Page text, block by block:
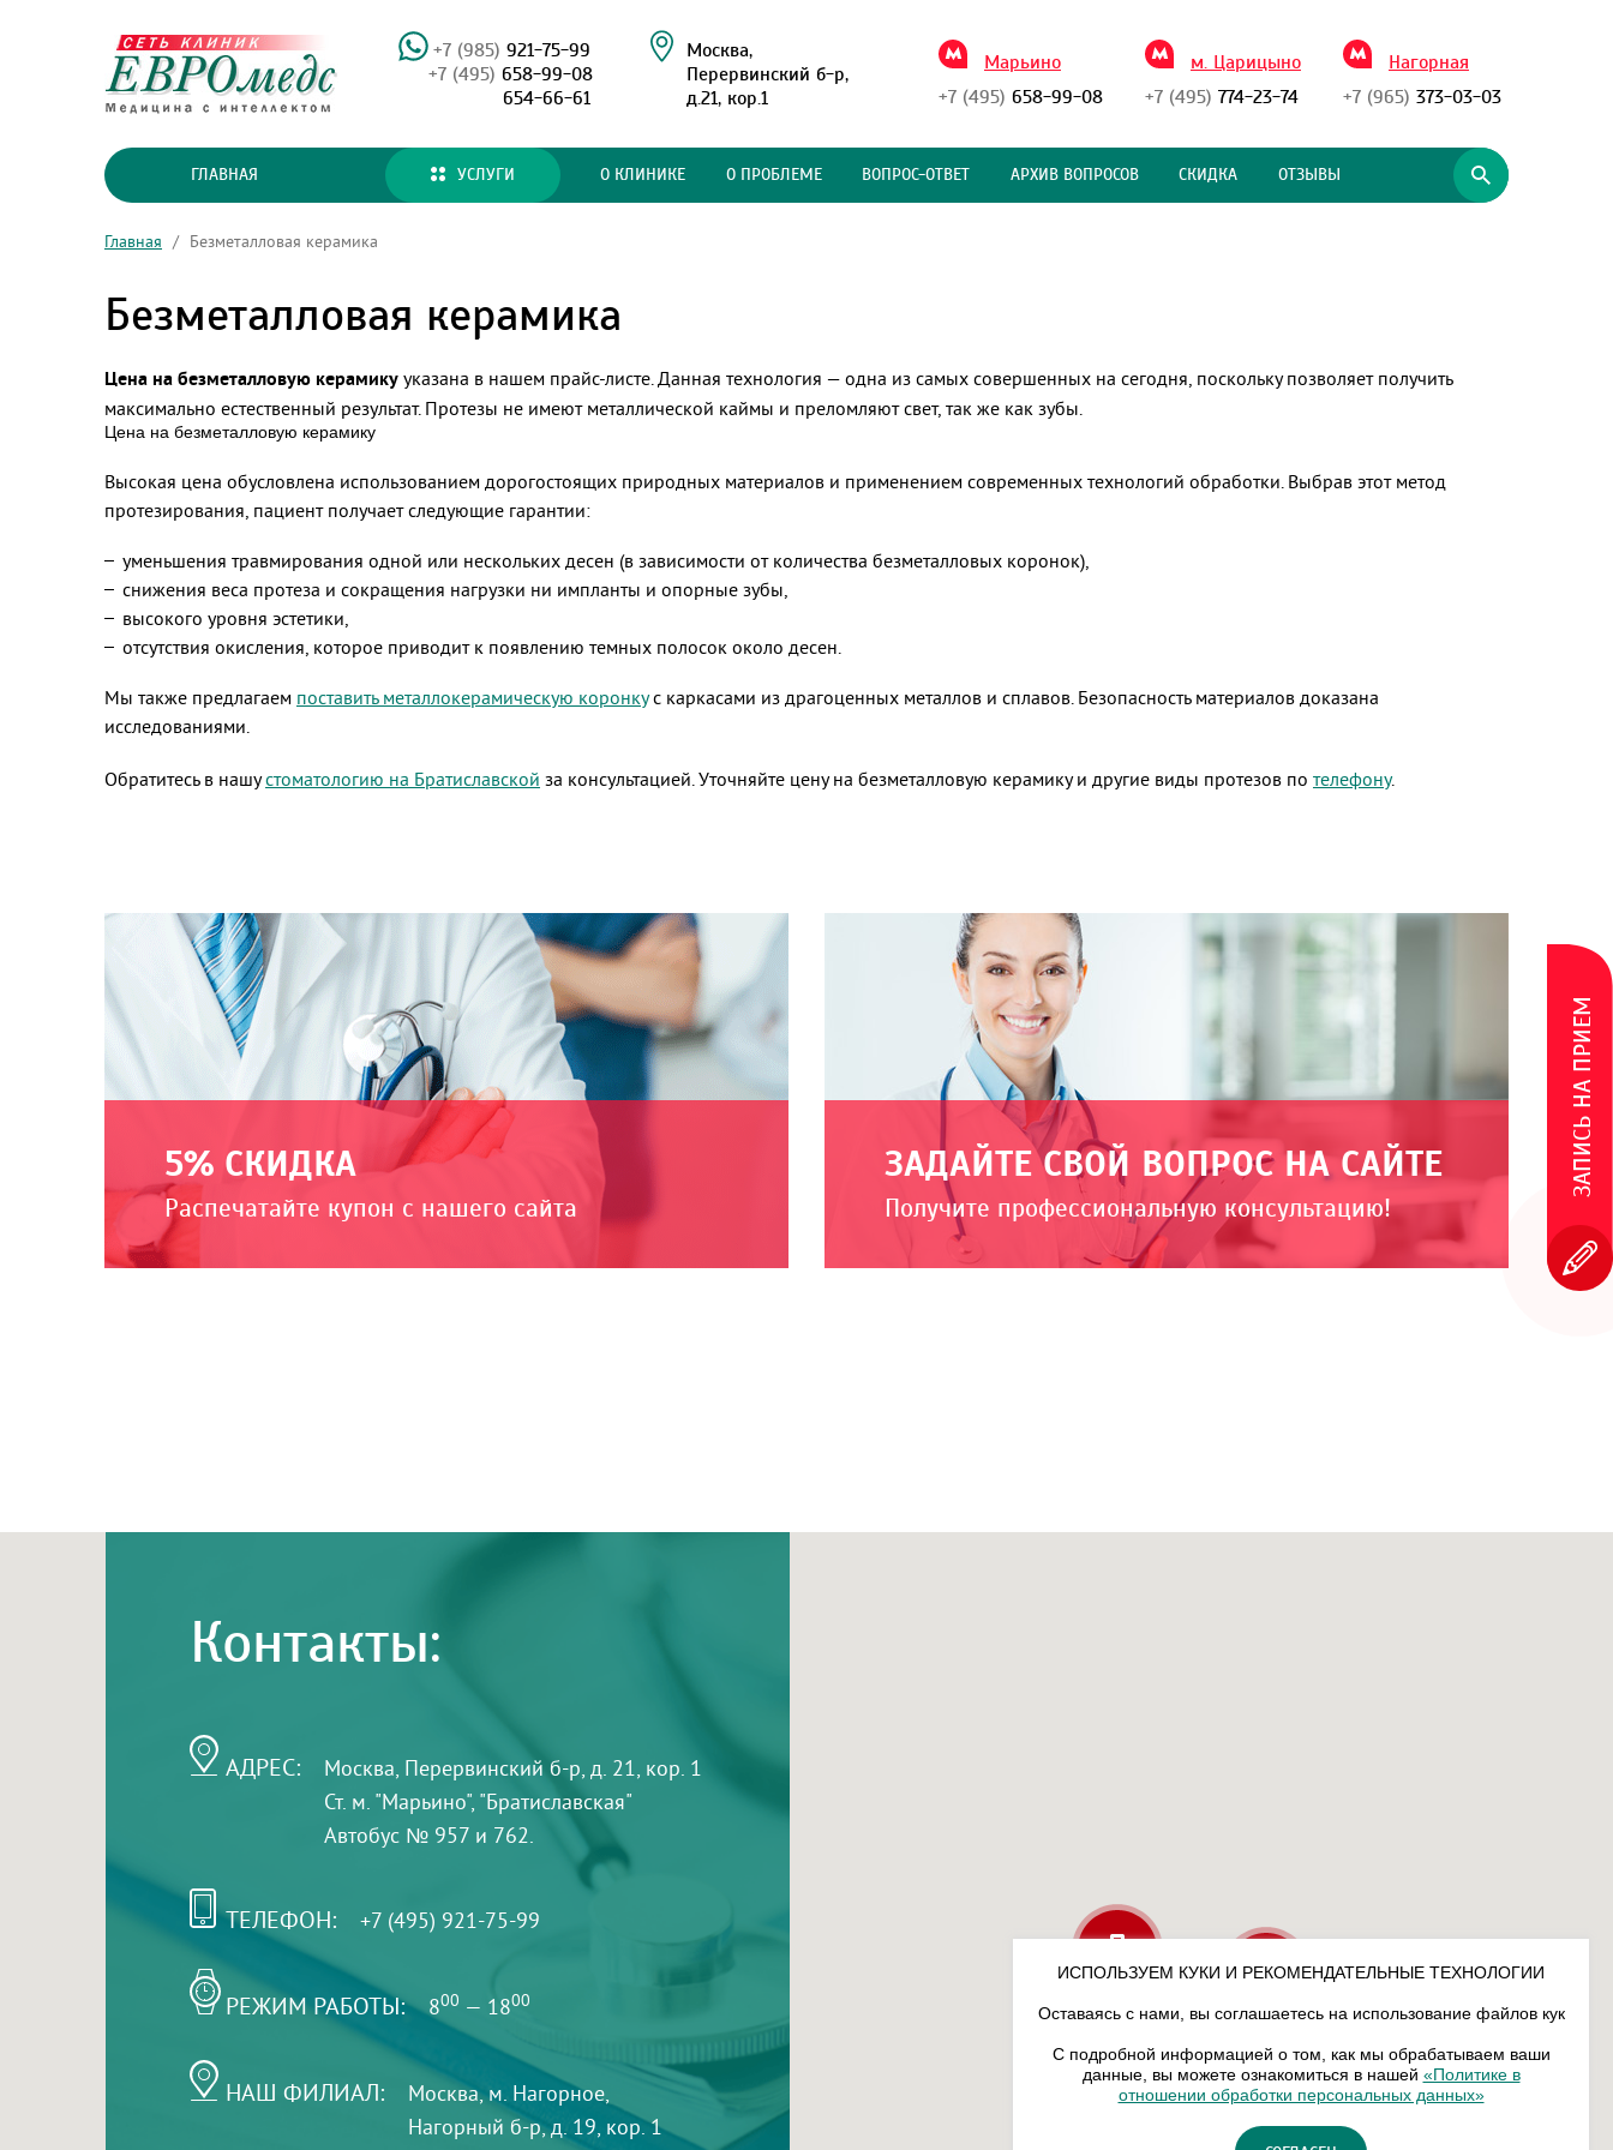
+7 (985) 921-75-99
+7 (495) 658-99-08
654-66-61
Москва,
Перервинский б-р,
д.21, кор.1
Марьино
+7 (495) 658-99-08
м. Царицыно
+7 (495) 774-23-74
Нагорная
+7 (965) 373-03-03
ГЛАВНАЯ УСЛУГИ О КЛИНИКЕ О ПРОБЛЕМЕ ВОПРОС-ОТВЕТ АРХИВ ВОПРОСОВ СКИДКА ОТЗЫВЫ
Главная / Безметалловая керамика
Безметалловая керамика
Цена на безметалловую керамику указана в нашем прайс-листе. Данная технология — одна из самых совершенных на сегодня, поскольку позволяет получить
максимально естественный результат. Протезы не имеют металлической каймы и преломляют свет, так же как зубы.
Цена на безметалловую керамику
Высокая цена обусловлена использованием дорогостоящих природных материалов и применением современных технологий обработки. Выбрав этот метод
протезирования, пациент получает следующие гарантии:
уменьшения травмирования одной или нескольких десен (в зависимости от количества безметалловых коронок),
снижения веса протеза и сокращения нагрузки ни импланты и опорные зубы,
высокого уровня эстетики,
отсутствия окисления, которое приводит к появлению темных полосок около десен.
Мы также предлагаем поставить металлокерамическую коронкус каркасами из драгоценных металлов и сплавов. Безопасность материалов доказана
исследованиями.
Обратитесь в нашустоматологию на Братиславской за консультацией. Уточняйте цену на безметалловую керамику и другие виды протезов по телефону.
5% СКИДКА
Распечатайте купон с нашего сайта
ЗАДАЙТЕ СВОЙ ВОПРОС НА САЙТЕ
Получите профессиональную консультацию!
Контакты:
АДРЕС:
Москва, Перервинский б-р, д. 21, кор. 1
Ст. м. "Марьино", "Братиславская"
Автобус № 957 и 762.
ТЕЛЕФОН: +7 (495) 921-75-99
РЕЖИМ РАБОТЫ: 800 — 1800
НАШ ФИЛИАЛ:
Москва, м. Нагорное,
Нагорный б-р, д. 19, кор. 1
ИСПОЛЬЗУЕМ КУКИ И РЕКОМЕНДАТЕЛЬНЫЕ ТЕХНОЛОГИИ
Оставаясь с нами, вы соглашаетесь на использование файлов кук
С подробной информацией о том, как мы обрабатываем ваши
данные, вы можете ознакомиться в нашей «Политике в
отношении обработки персональных данных»
ЗАПИСЬ НА ПРИЕМ